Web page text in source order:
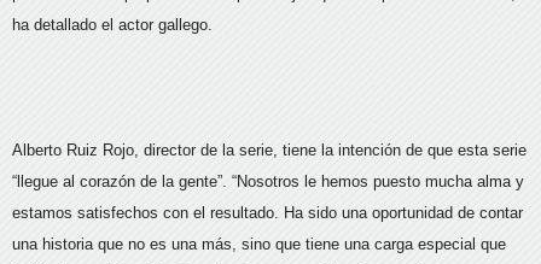
ha detallado el actor gallego.
Alberto Ruiz Rojo, director de la serie, tiene la intención de que esta serie
“llegue al corazón de la gente”. “Nosotros le hemos puesto mucha alma y
estamos satisfechos con el resultado. Ha sido una oportunidad de contar
una historia que no es una más, sino que tiene una carga especial que